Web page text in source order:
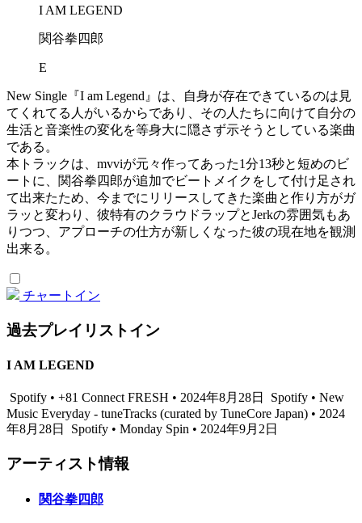
I AM LEGEND
関谷拳四郎
E
New Single『I am Legend』は、自身が存在できているのは見
てくれてる人がいるからであり、その人たちに向けて自分の
生活と音楽性の変化を等身大に隠さず示そうとしている楽曲
である。
本トラックは、mvviが元々作ってあった1分13秒と短めのビ
ートに、関谷拳四郎が追加でビートメイクをして付け足され
て出来たため、今までにリリースしてきた楽曲と作り方がガ
ラッと変わり、彼特有のクラウドラップとJerkの雰囲気もあ
りつつ、アプローチの仕方が新しくなった彼の現在地を観測
出来る。
チャートイン
過去プレイリストイン
I AM LEGEND
Spotify • +81 Connect FRESH • 2024年8月28日
Spotify • New
Music Everyday - tuneTracks (curated by TuneCore Japan) • 2024
年8月28日
Spotify • Monday Spin • 2024年9月2日
アーティスト情報
関谷拳四郎